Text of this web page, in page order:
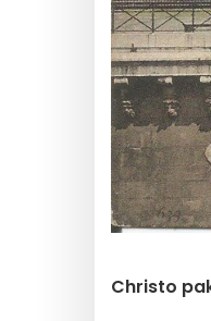
Christo